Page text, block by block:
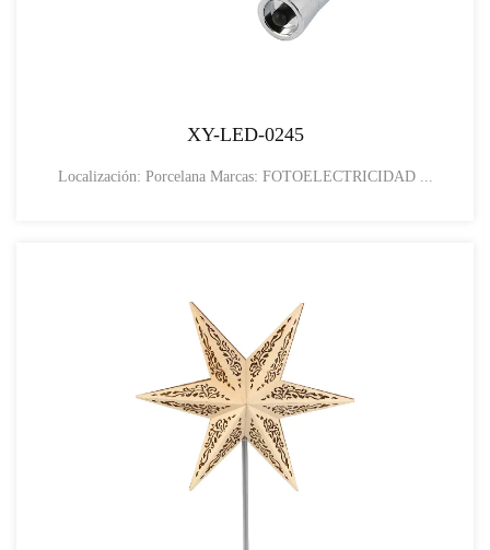
XY-LED-0245
Localización: Porcelana Marcas: FOTOELECTRICIDAD ...